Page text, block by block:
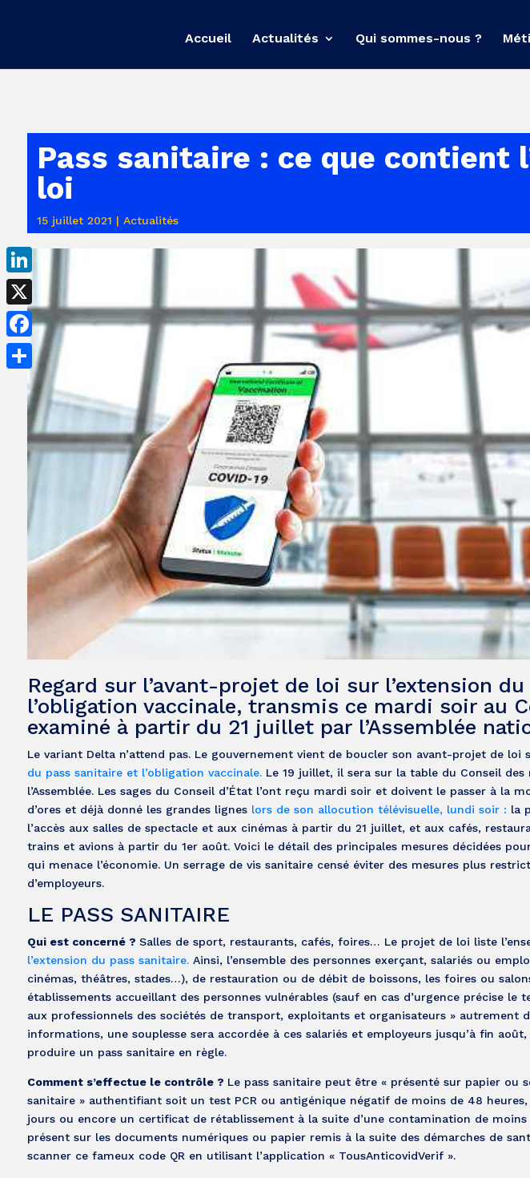
Accueil Actualités Qui sommes-nous ?
Pass sanitaire : ce que contient
loi
15 juillet 2021 | Actualités
Regard sur l’avant-projet de loi sur l’extension
l’obligation vaccinale, transmis ce mardi soir au
examiné à partir du 21 juillet par l’Assemblée
Le variant Delta n’attend pas. Le gouvernement vient de boucler son avant-projet de loi
du pass sanitaire et l’obligation vaccinale.Le 19 juillet, il sera sur la table du Conseil
l’Assemblée. Les sages du Conseil d’État l’ont reçu mardi soir et doivent le passer à la
d’ores et déjà donné les grandes lignes lors de son allocution télévisuelle, lundi soir : la
l’accès aux salles de spectacle et aux cinémas à partir du 21 juillet, et aux cafés,
trains et avions à partir du 1er août. Voici le détail des principales mesures décidées
qui menace l’économie. Un serrage de vis sanitaire censé éviter des mesures plus
d’employeurs.
LE PASS SANITAIRE
Qui est concerné ? Salles de sport, restaurants, cafés, foires… Le projet de loi liste
l’extension du pass sanitaire. Ainsi, l’ensemble des personnes exerçant, salariés ou
cinémas, théâtres, stades…), de restauration ou de débit de boissons, les foires ou
établissements accueillant des personnes vulnérables (sauf en cas d’urgence précise le
aux professionnels des sociétés de transport, exploitants et organisateurs » autrement
informations, une souplesse sera accordée à ces salariés et employeurs jusqu’à fin
produire un pass sanitaire en règle.
Comment s’effectue le contrôle ? Le pass sanitaire peut être « présenté sur papier ou
sanitaire » authentifiant soit un test PCR ou antigénique négatif de moins de 48
jours ou encore un certificat de rétablissement à la suite d’une contamination de moins
présent sur les documents numériques ou papier remis à la suite des démarches de
scanner ce fameux code QR en utilisant l’application « TousAnticovidVerif ».
LinkedIn
X
Facebook
Partager